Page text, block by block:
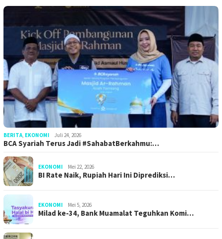
BERITA, EKONOMI Juli 24, 2026
BCA Syariah Terus Jadi #SahabatBerkahmu:…
EKONOMI Mei 22, 2026
BI Rate Naik, Rupiah Hari Ini Diprediksi…
EKONOMI Mei 5, 2026
Milad ke-34, Bank Muamalat Teguhkan Komi…